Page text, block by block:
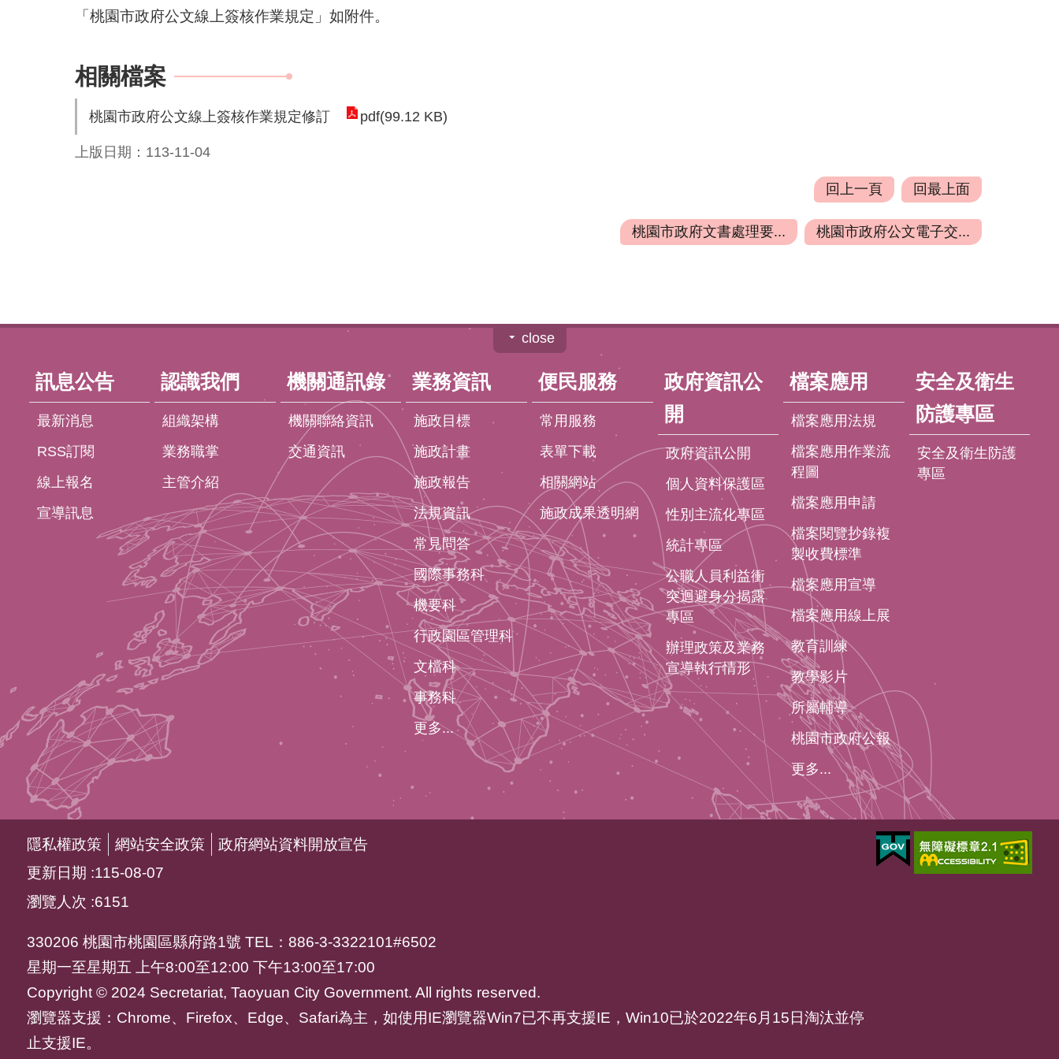
「桃園市政府公文線上簽核作業規定」如附件。
相關檔案
桃園市政府公文線上簽核作業規定修訂 pdf(99.12 KB)
上版日期：113-11-04
回上一頁 回最上面
桃園市政府文書處理要... 桃園市政府公文電子交...
close
訊息公告
最新消息
RSS訂閱
線上報名
宣導訊息
認識我們
組織架構
業務職掌
主管介紹
機關通訊錄
機關聯絡資訊
交通資訊
業務資訊
施政目標
施政計畫
施政報告
法規資訊
常見問答
國際事務科
機要科
行政園區管理科
文檔科
事務科
更多...
便民服務
常用服務
表單下載
相關網站
施政成果透明網
政府資訊公
開
政府資訊公開
個人資料保護區
性別主流化專區
統計專區
公職人員利益衝
突迴避身分揭露
專區
辦理政策及業務
宣導執行情形
檔案應用
檔案應用法規
檔案應用作業流
程圖
檔案應用申請
檔案閱覽抄錄複
製收費標準
檔案應用宣導
檔案應用線上展
教育訓練
教學影片
所屬輔導
桃園市政府公報
更多...
安全及衛生
防護專區
安全及衛生防護
專區
隱私權政策 網站安全政策
政府網站資料開放宣告
更新日期 115-08-07
瀏覽人次 6151
330206 桃園市桃園區縣府路1號 TEL：886-3-3322101#6502
星期一至星期五 上午8:00至12:00 下午13:00至17:00
Copyright © 2024 Secretariat, Taoyuan City Government. All rights reserved.
瀏覽器支援：Chrome、Firefox、Edge、Safari為主，如使用IE瀏覽器Win7已不再支援IE，Win10已於2022年6月15日淘汰並停
止支援IE。